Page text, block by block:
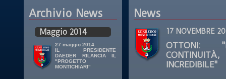
Archivio News
Maggio 2014
27 maggio 2014
IL PRESIDENTE
DAEDER RILANCIA IL
"PROGETTO
MONTICHIARI"
News
17 NOVEMBRE
OTTONI:
INCREDIBILE"